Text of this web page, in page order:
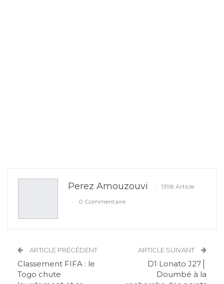
Perez Amouzouvi
1398 Article
0 Commentaire
ARTICLE PRÉCÉDENT
Classement FIFA : le
Togo chute
ARTICLE SUIVANT
D1 Lonato J27│
Doumbé à la